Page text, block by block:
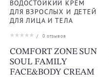
ВОДОСТОЙКИЙ КРЕМ
ДЛЯ ВЗРОСЛЫХ И ДЕТЕЙ
ДЛЯ ЛИЦА И ТЕЛА
/ 0 отзывов
COMFORT ZONE SUN
SOUL FAMILY
FACE&BODY CREAM